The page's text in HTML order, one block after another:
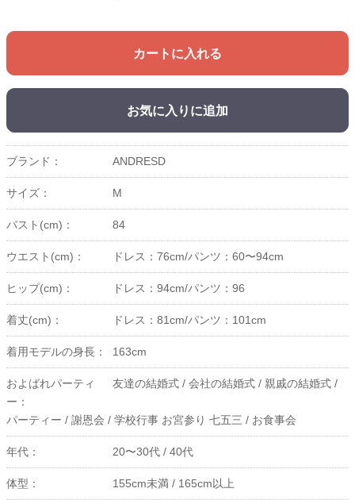
カートに入れる
お気に入りに追加
ブランド： ANDRESD
サイズ： M
バスト(cm)： 84
ウエスト(cm)： ドレス：76cm/パンツ：60〜94cm
ヒップ(cm)： ドレス：94cm/パンツ：96
着丈(cm)： ドレス：81cm/パンツ：101cm
着用モデルの身長： 163cm
およばれパーティ
ー：
友達の結婚式 / 会社の結婚式 / 親戚の結婚式 /
パーティー / 謝恩会 / 学校行事 お宮参り 七五三 / お食事会
年代： 20〜30代 / 40代
体型： 155cm未満 / 165cm以上